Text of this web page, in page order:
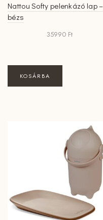
Nattou Softy pelenkázó lap –
bézs
35990 Ft
KOSÁRBA